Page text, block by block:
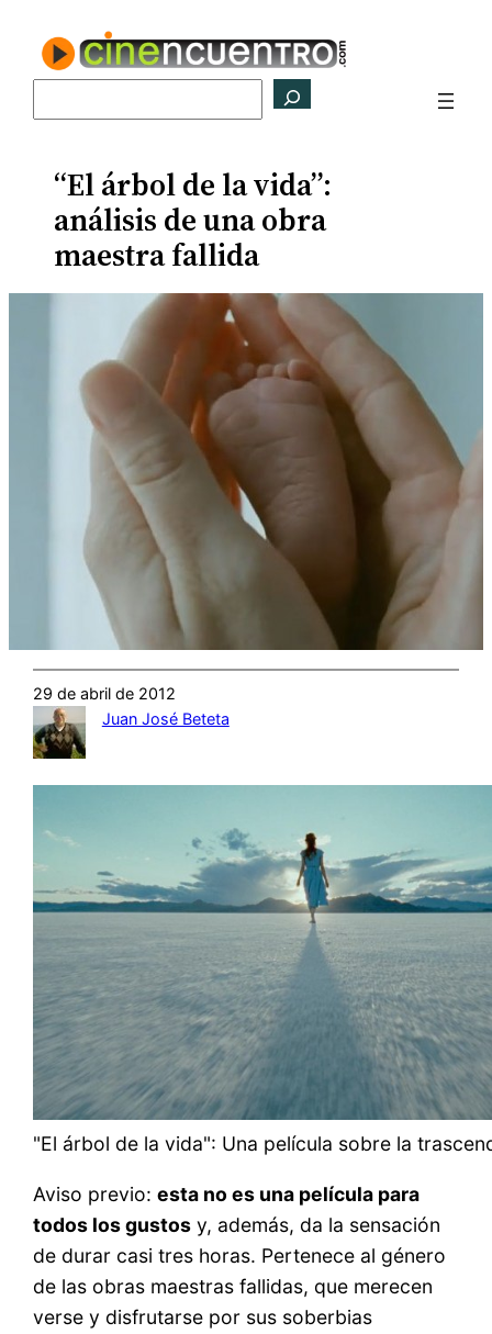
contenido
“El árbol de la vida”:
análisis de una obra
maestra fallida
29 de abril de 2012
Juan José Beteta
"El árbol de la vida": Una película sobre la
Aviso previo:esta no es una película para
todos los gustos y, además, da la sensación
de durar casi tres horas. Pertenece al género
de las obras maestras fallidas, que merecen
verse y disfrutarse por sus soberbias